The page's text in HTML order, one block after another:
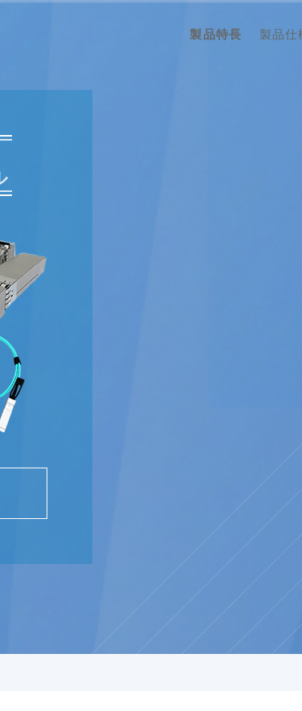
製品特長 製品仕